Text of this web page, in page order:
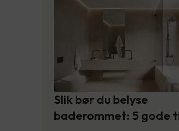
Slik bør du belyse
baderommet: 5 gode